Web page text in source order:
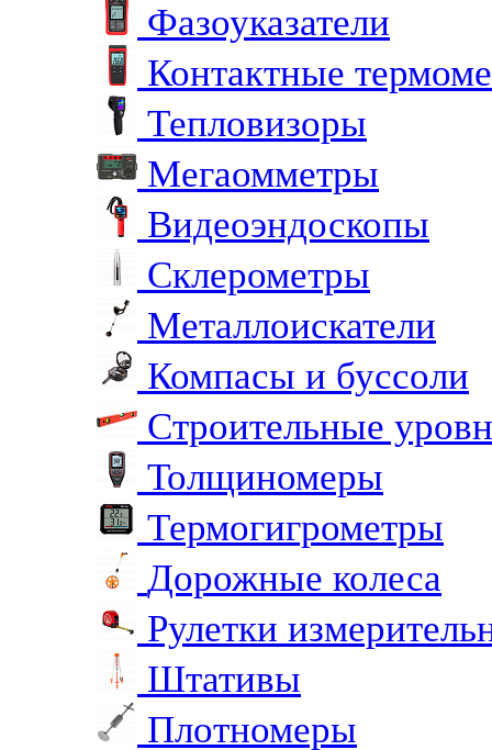
Фазоуказатели
Контактные
Тепловизоры
Мегаомметры
Видеоэндоскопы
Склерометры
Металлоискатели
Компасы и буссоли
Строительные
Толщиномеры
Термогигрометры
Дорожные колеса
Рулетки
Штативы
Плотномеры